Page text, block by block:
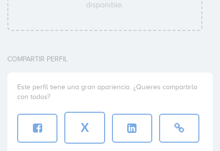
disponible.
COMPARTIR PERFIL
Este perfil tiene una gran apariencia. ¿Quieres compartirlo
con todos?
X